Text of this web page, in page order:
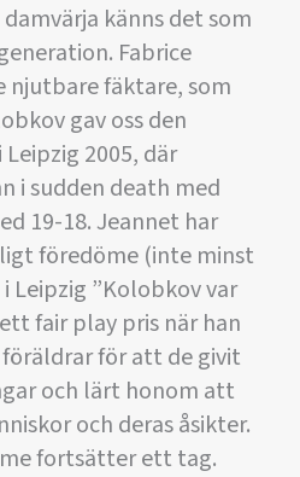
känns det som
Fabrice
njutbare fäktare, som
gav oss den
2005, där
i sudden death med
19-18. Jeannet har
föredöme (inte minst
Leipzig ”Kolobkov var
fair play pris när han
för att de givit
och lärt honom att
och deras åsikter.
fortsätter ett tag.